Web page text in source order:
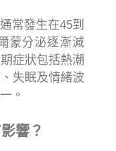
常發生在45到
蒙分泌逐漸減
症狀包括熱潮
失眠及情緒波
。
響？